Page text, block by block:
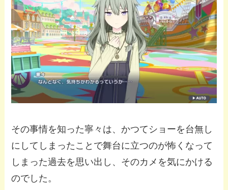
その事情を知った寧々は、かつてショーを台無し
にしてしまったことで舞台に立つのが怖くなって
しまった過去を思い出し、そのカメを気にかける
のでした。